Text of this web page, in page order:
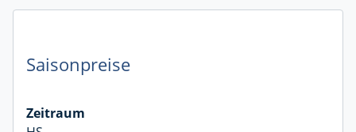
Saisonpreise